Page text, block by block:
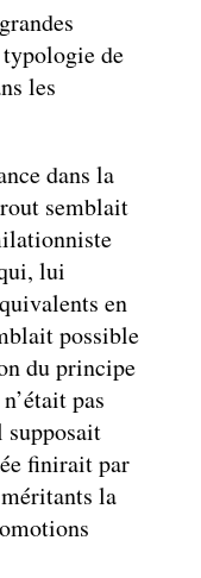
de
les
dans la
semblait
lui
en
possible
du principe
pas
supposait
finirait par
la